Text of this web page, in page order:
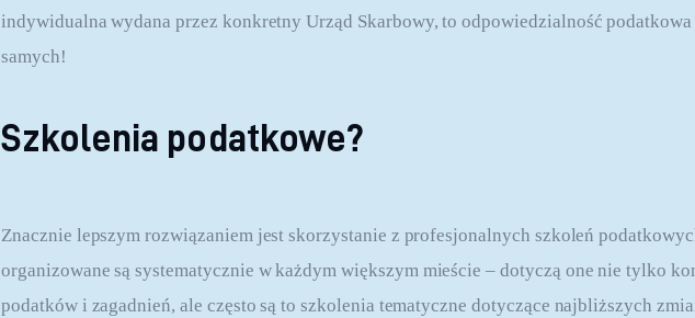
indywidualna wydana przez konkretny Urząd Skarbowy, to odpowiedzialność podatkowa
samych!
Szkolenia podatkowe?
Znacznie lepszym rozwiązaniem jest skorzystanie z profesjonalnych szkoleń
organizowane są systematycznie w każdym większym mieście – dotyczą one nie tylko
podatków i zagadnień, ale często są to szkolenia tematyczne dotyczące najbliższych